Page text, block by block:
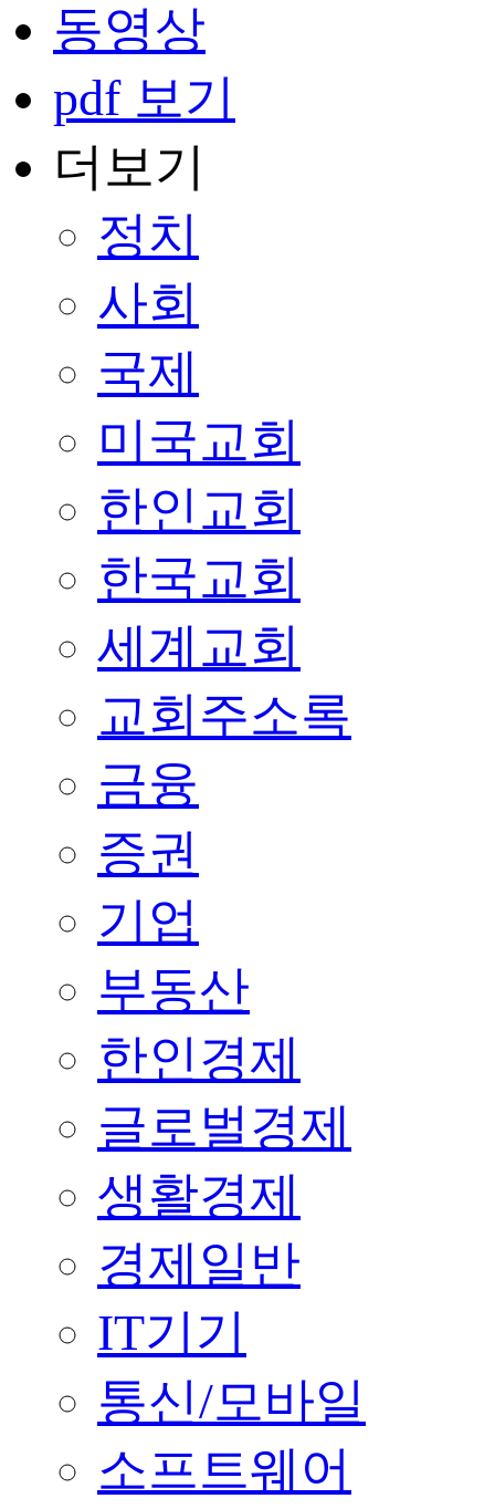
동영상
pdf 보기
더보기
정치
사회
국제
미국교회
한인교회
한국교회
세계교회
교회주소록
금융
증권
기업
부동산
한인경제
글로벌경제
생활경제
경제일반
IT기기
통신/모바일
소프트웨어